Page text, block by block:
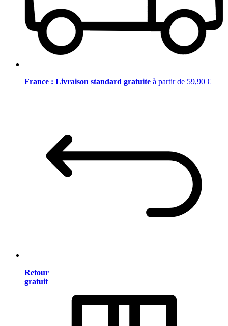
France : Livraison standard gratuite à partir de 59,90 €
Retour
gratuit